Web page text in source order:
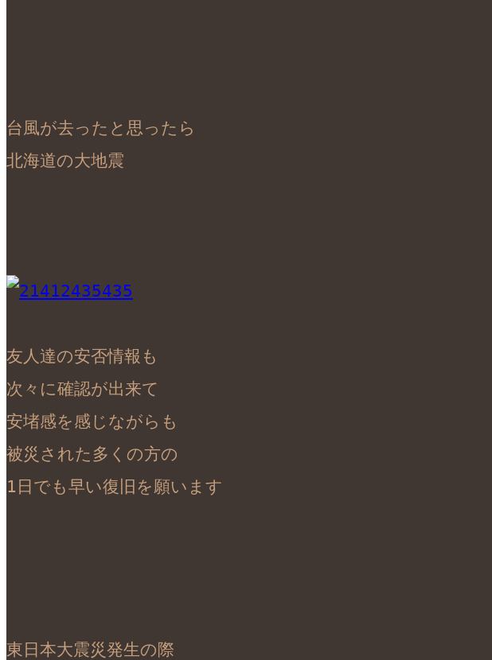
台風が去ったと思ったら
北海道の大地震
友人達の安否情報も
次々に確認が出来て
安堵感を感じながらも
被災された多くの方の
1日でも早い復旧を願います
東日本大震災発生の際